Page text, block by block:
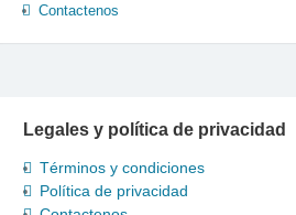
Contactenos
Legales y política de privacidad
Términos y condiciones
Política de privacidad